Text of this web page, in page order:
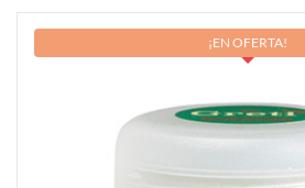
¡EN OFERTA!